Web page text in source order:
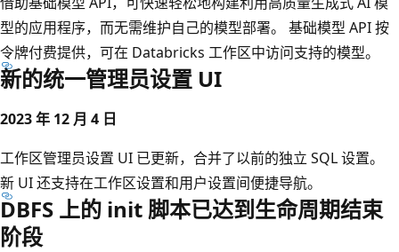
型的应用程序，而无需维护自己的模型部署。 基础模型 API 按
令牌付费提供，可在 Databricks 工作区中访问支持的模型。
新的统一管理员设置 UI
2023 年 12 月 4 日
工作区管理员设置 UI 已更新，合并了以前的独立 SQL 设置。
新 UI 还支持在工作区设置和用户设置间便捷导航。
DBFS 上的 init 脚本已达到生命周期结束
阶段